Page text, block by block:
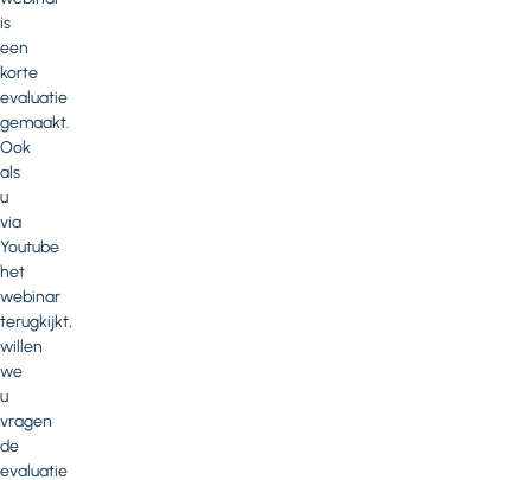
is
een
korte
evaluatie
gemaakt.
Ook
als
u
via
Youtube
het
webinar
terugkijkt,
willen
we
u
vragen
de
evaluatie